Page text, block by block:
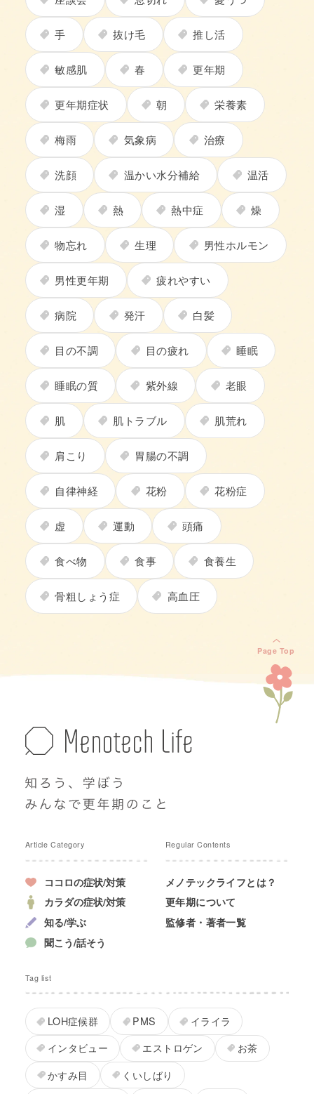
手 抜け毛 推し活
敏感肌 春 更年期
更年期症状 朝 栄養素
梅雨 気象病 治療
洗顔 温かい水分補給 温活
湿 熱 熱中症 燥
物忘れ 生理 男性ホルモン
男性更年期 疲れやすい
病院 発汗 白髪
目の不調 目の疲れ 睡眠
睡眠の質 紫外線 老眼
肌 肌トラブル 肌荒れ
肩こり 胃腸の不調
自律神経 花粉 花粉症
虚 運動 頭痛
食べ物 食事 食養生
骨粗しょう症 高血圧
Page Top
Article Category
ココロの症状/対策
カラダの症状/対策
知る/学ぶ
聞こう/話そう
Regular Contents
メノテックライフとは？
更年期について
監修者・著者一覧
Tag list
LOH症候群 PMS
イライラ
インタビュー
エストロゲン
お茶
かすみ目
くいしばり